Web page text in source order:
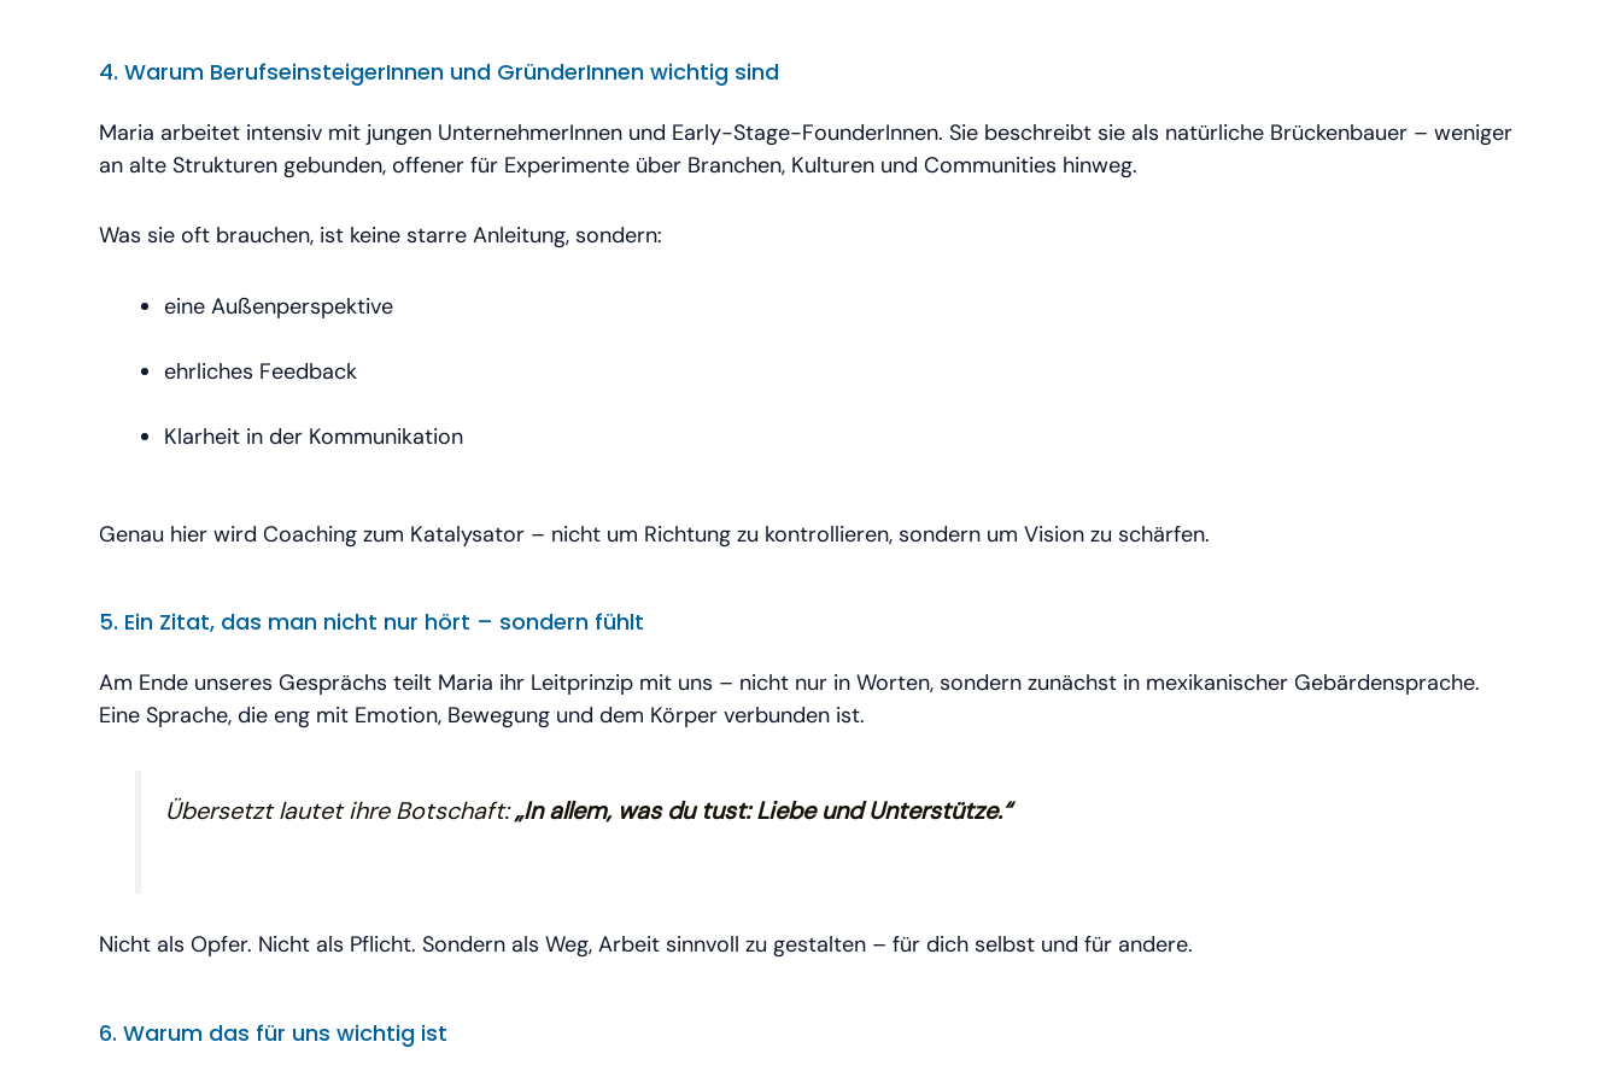
4. Warum BerufseinsteigerInnen und GründerInnen wichtig sind
Maria arbeitet intensiv mit jungen UnternehmerInnen und Early-Stage-FounderInnen. Sie beschreibt sie als natürliche Brückenbauer – weniger
an alte Strukturen gebunden, offener für Experimente über Branchen, Kulturen und Communities hinweg.
Was sie oft brauchen, ist keine starre Anleitung, sondern:
eine Außenperspektive
ehrliches Feedback
Klarheit in der Kommunikation
Genau hier wird Coaching zum Katalysator – nicht um Richtung zu kontrollieren, sondern um Vision zu schärfen.
5. Ein Zitat, das man nicht nur hört – sondern fühlt
Am Ende unseres Gesprächs teilt Maria ihr Leitprinzip mit uns – nicht nur in Worten, sondern zunächst in mexikanischer Gebärdensprache.
Eine Sprache, die eng mit Emotion, Bewegung und dem Körper verbunden ist.
Übersetzt lautet ihre Botschaft:„In allem, was du tust: Liebe und Unterstütze.“
Nicht als Opfer. Nicht als Pflicht. Sondern als Weg, Arbeit sinnvoll zu gestalten – für dich selbst und für andere.
6. Warum das für uns wichtig ist